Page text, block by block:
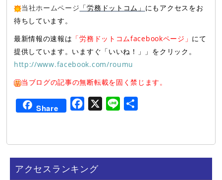
当社ホームページ 「労務ドットコム」 にもアクセスをお
待ちしています。
最新情報の速報は 「労務ドットコムfacebookページ」 にて
提供しています。いますぐ「いいね！」」をクリック。
http://www.facebook.com/roumu
当ブログの記事の無断転載を固く禁じます。
Share
e
b
o
e
アクセスランキング